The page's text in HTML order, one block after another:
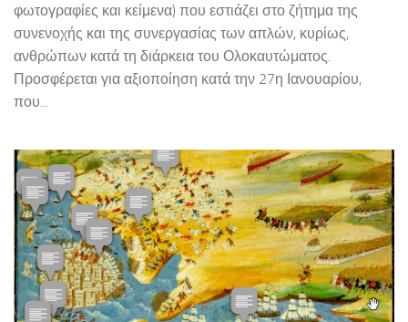
φωτογραφίες και κείμενα) που εστιάζει στο ζήτημα της
συνενοχής και της συνεργασίας των απλών, κυρίως,
ανθρώπων κατά τη διάρκεια του Ολοκαυτώματος.
Προσφέρεται για αξιοποίηση κατά την 27η Ιανουαρίου,
που...